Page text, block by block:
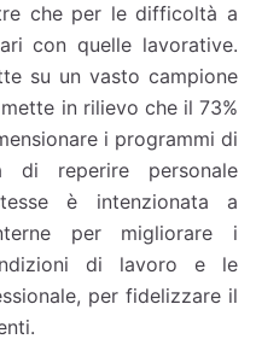
che per le difficoltà a
con quelle lavorative.
su un vasto campione
in rilievo che il 73%
i programmi di
di reperire personale
è intenzionata a
per migliorare i
di lavoro e le
per fidelizzare il